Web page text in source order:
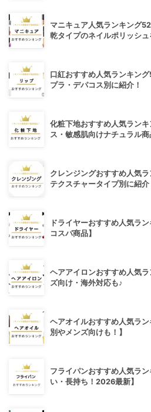
マニキュア人気ランキング
乾タイプのネイルポリッシュ
口紅おすすめ人気ランキン
プラ・デパコス別に紹介！
化粧下地おすすめ人気ラン
ス・敏感肌向けナチュラル商
クレンジングおすすめ人気
テクスチャータイプ別に紹介
ドライヤーおすすめ人気ラ
コスパ商品】
ヘアアイロンおすすめ人気
ズ向け・海外対応も♪
ヘアオイルおすすめ人気ラ
別やメンズ向けも！】
フライパンおすすめ人気ラ
い・長持ち！2026最新】